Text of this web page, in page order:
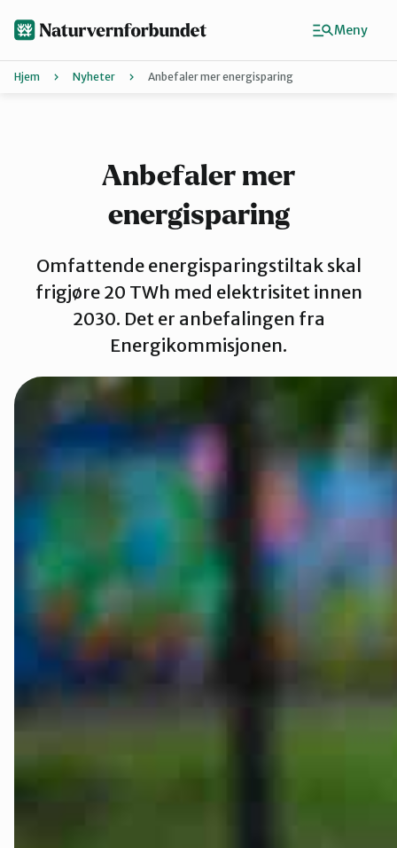
Finn ditt lokallag
Finnmark
Møre og
Hjem Nyheter Anbefaler mer energisparing
Anbefaler mer
energisparing
Omfattende energisparingstiltak skal
frigjøre 20 TWh med elektrisitet innen
2030. Det er anbefalingen fra
Energikommisjonen.